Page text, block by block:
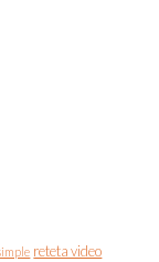
reteta video